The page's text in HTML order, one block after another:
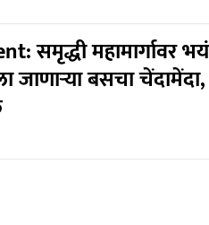
समृद्धी महामार्गावर
जाणाऱ्या बसचा